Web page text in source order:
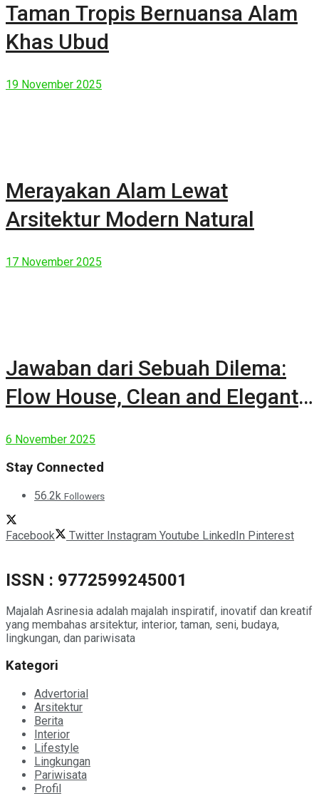
Taman Tropis Bernuansa Alam
Khas Ubud
19 November 2025
Merayakan Alam Lewat
Arsitektur Modern Natural
17 November 2025
Jawaban dari Sebuah Dilema:
Flow House, Clean and Elegant
6 November 2025
Stay Connected
56.2k Followers
Facebook Twitter Instagram Youtube LinkedIn Pinterest
ISSN : 9772599245001
Majalah Asrinesia adalah majalah inspiratif, inovatif dan kreatif
yang membahas arsitektur, interior, taman, seni, budaya,
lingkungan, dan pariwisata
Kategori
Advertorial
Arsitektur
Berita
Interior
Lifestyle
Lingkungan
Pariwisata
Profil